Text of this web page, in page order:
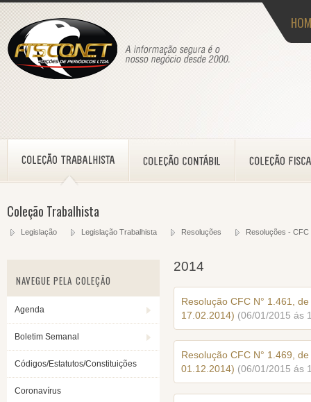
Coleção Trabalhista
Legislação Legislação Trabalhista Resoluções Resoluções - CFC
NAVEGUE PELA COLEÇÃO
Agenda
Boletim Semanal
Códigos/Estatutos/Constituições
Coronavírus
2014
Resolução CFC N° 1.461,
17.02.2014) (06/01/2015 ás
Resolução CFC N° 1.469,
01.12.2014) (06/01/2015 ás